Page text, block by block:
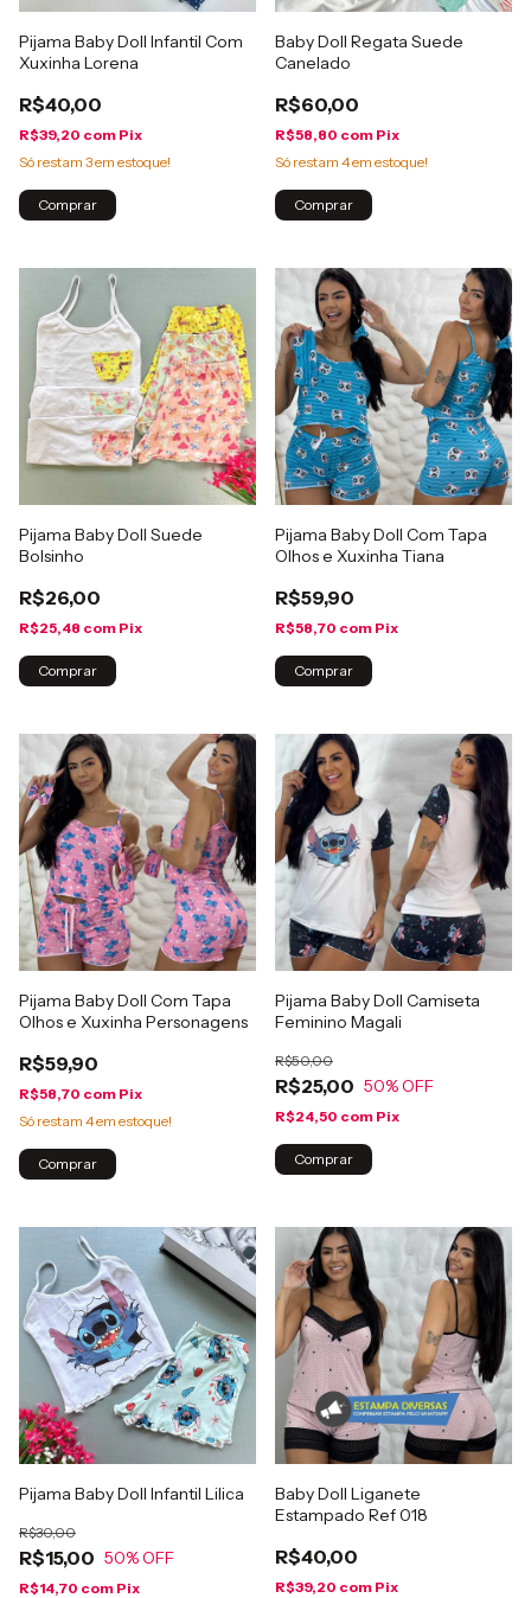
Pijama Baby Doll Infantil Com
Xuxinha Lorena
R$40,00
R$39,20 com Pix
Só restam 3em estoque!
Comprar
Baby Doll Regata Suede
Canelado
R$60,00
R$58,80 com Pix
Só restam 4em estoque!
Comprar
Pijama Baby Doll Suede
Bolsinho
R$26,00
R$25,48 com Pix
Comprar
Pijama Baby Doll Com Tapa
Olhos e Xuxinha Tiana
R$59,90
R$58,70 com Pix
Comprar
Pijama Baby Doll Com Tapa
Olhos e Xuxinha Personagens
R$59,90
R$58,70 com Pix
Só restam 4em estoque!
Comprar
Pijama Baby Doll Camiseta
Feminino Magali
R$25,00
R$50,00
50% OFF
R$24,50 com Pix
Comprar
Pijama Baby Doll Infantil Lilica
R$15,00
R$30,00
50% OFF
R$14,70 com Pix
Baby Doll Liganete
Estampado Ref 018
R$40,00
R$39,20 com Pix